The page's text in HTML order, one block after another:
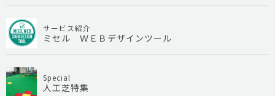
サービス紹介
ミセル ＷＥＢデザインツール
Special
人工芝特集